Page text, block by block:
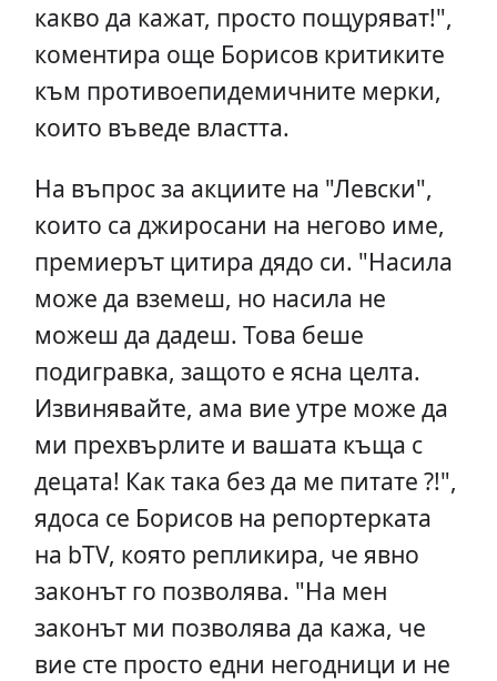
какво да кажат, просто пощуряват!",
коментира още Борисов критиките
към противоепидемичните мерки,
които въведе властта.
На въпрос за акциите на "Левски",
които са джиросани на негово име,
премиерът цитира дядо си. "Насила
може да вземеш, но насила не
можеш да дадеш. Това беше
подигравка, защото е ясна целта.
Извинявайте, ама вие утре може да
ми прехвърлите и вашата къща с
децата! Как така без да ме питате ?!",
ядоса се Борисов на репортерката
на bTV, която репликира, че явно
законът го позволява. "На мен
законът ми позволява да кажа, че
вие сте просто едни негодници и не